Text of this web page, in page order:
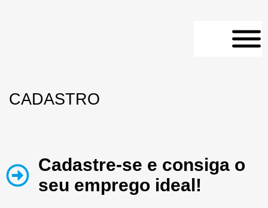
CADASTRO
Cadastre-se e consiga o
seu emprego ideal!